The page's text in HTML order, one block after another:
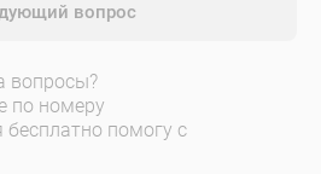
вопрос
вопросы?
по номеру
бесплатно помогу с